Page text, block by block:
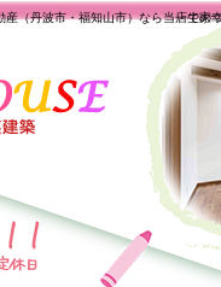
一生の
（丹波市・福知山市）なら当店で家